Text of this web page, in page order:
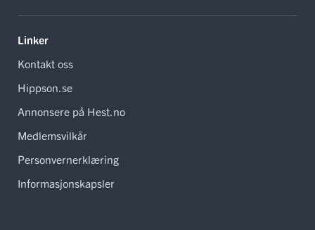
Linker
Kontakt oss
Hippson.se
Annonsere på Hest.no
Medlemsvilkår
Personvernerklæring
Informasjonskapsler